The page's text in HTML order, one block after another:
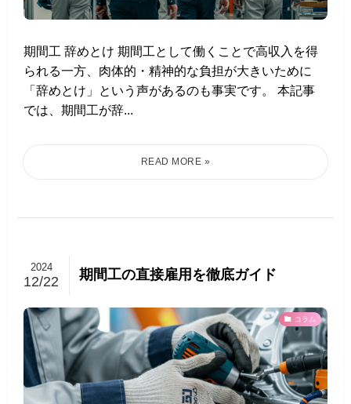
期間工 辞めとけ 期間工として働くことで高収入を得
られる一方、肉体的・精神的な負担が大きいために
「辞めとけ」という声があるのも事実です。 本記事
では、期間工が辞...
期間工の直接雇用を徹底ガイド
2024
12/22
コラム